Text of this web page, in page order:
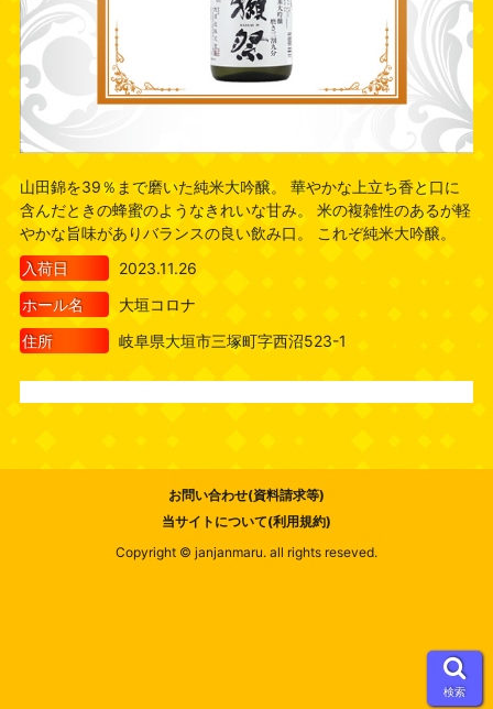
山田錦を39％まで磨いた純米大吟醸。 華やかな上立ち香と口に
含んだときの蜂蜜のようなきれいな甘み。 米の複雑性のあるが軽
やかな旨味がありバランスの良い飲み口。 これぞ純米大吟醸。
入荷日
2023.11.26
ホール名
大垣コロナ
住所
岐阜県大垣市三塚町字西沼523-1
お問い合わせ(資料請求等)
当サイトについて(利用規約)
Copyright © janjanmaru. all rights reseved.
検索